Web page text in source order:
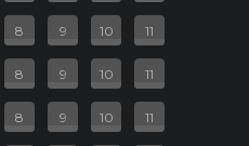
10 11
8 9
10 11
8 9
10 11
8 9